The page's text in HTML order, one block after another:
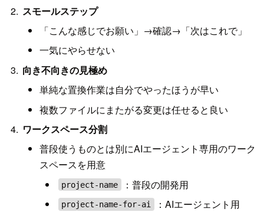
スモールステップ
「こんな感じでお願い」→確認→「次はこれで」
一気にやらせない
向き不向きの見極め
単純な置換作業は自分でやったほうが早い
複数ファイルにまたがる変更は任せると良い
ワークスペース分割
普段使うものとは別にAIエージェント専用のワーク
スペースを用意
project-name ：普段の開発用
project-name-for-ai
：AIエージェント用